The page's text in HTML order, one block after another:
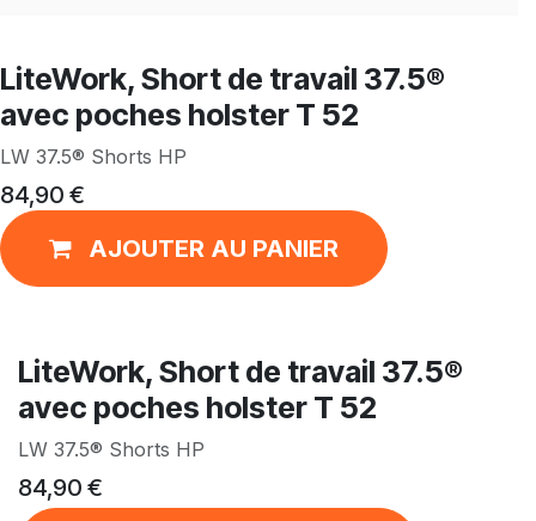
LiteWork, Short de travail 37.5®
avec poches holster T 52
LW 37.5® Shorts HP
84,90 €
AJOUTER AU PANIER
LiteWork, Short de travail 37.5®
avec poches holster T 52
LW 37.5® Shorts HP
84,90 €